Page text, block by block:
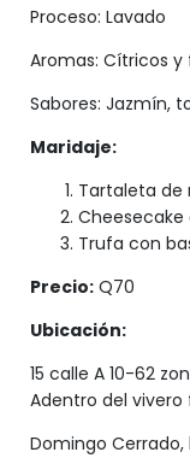
Proceso: Lavado
Aromas: Cítricos y
Sabores: Jazmín,
Maridaje:
Tartaleta de
Trufa con
Precio: Q70
Ubicación:
15 calle A 10-62
Adentro del vivero
Domingo